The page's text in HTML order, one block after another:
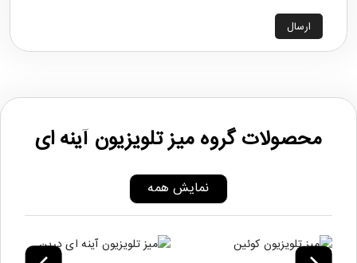
ارسال
محصولات گروه میز تلویزیون آینه ای
نمایش همه